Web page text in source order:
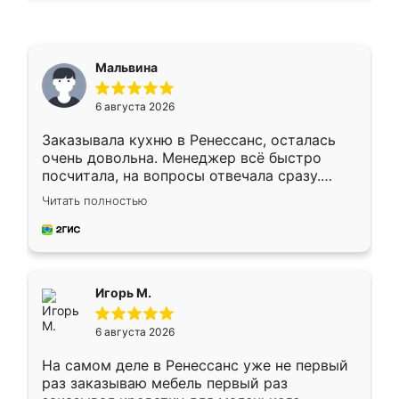
Мальвина
6 августа 2026
Заказывала кухню в Ренессанс, осталась
очень довольна. Менеджер всё быстро
посчитала, на вопросы отвечала сразу.
Замерщик приехал в субботу, подошёл к
делу со всей ответственностью. Собрали
за день, ребята работали аккуратно, даже
Читать полностью
Игорь М.
6 августа 2026
На самом деле в Ренессанс уже не первый
раз заказываю мебель первый раз